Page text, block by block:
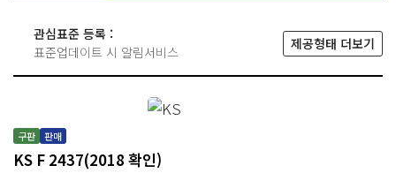
관심표준 등록 :
표준업데이트 시 알림서비스
제공형태 더보기
구판 판매
KS F 2437(2018 확인)